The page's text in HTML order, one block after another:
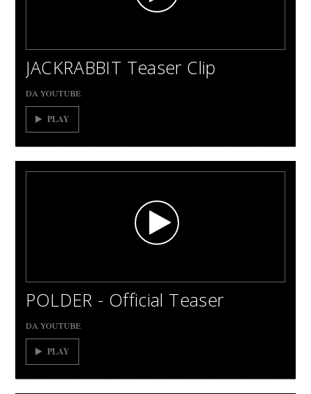
JACKRABBIT Teaser Clip
DA YOUTUBE
PLAY
POLDER - Official Teaser
DA YOUTUBE
PLAY